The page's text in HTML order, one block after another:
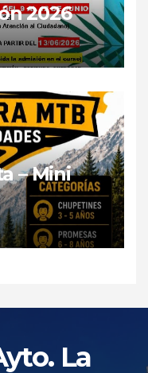
2026
– Mini
La